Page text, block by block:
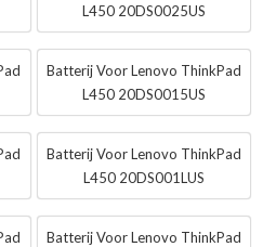
L450 20DS0025US
Batterij Voor Lenovo ThinkPad
L450 20DS0015US
Batterij Voor Lenovo ThinkPad
L450 20DS001LUS
Batterij Voor Lenovo ThinkPad